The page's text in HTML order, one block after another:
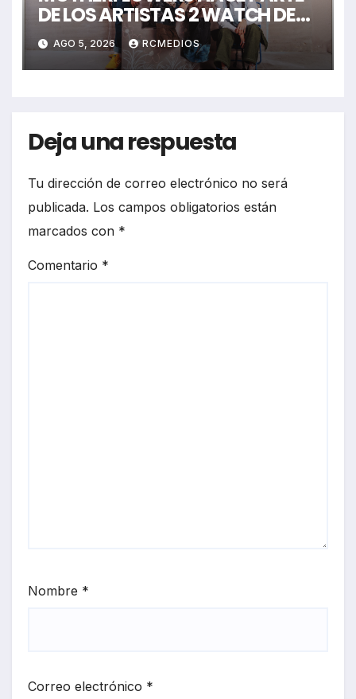
DE LOS ARTISTAS 2 WATCH DE
LOS PREMIOS JUVENTUD 2026
AGO 5, 2026 RCMEDIOS
Deja una respuesta
Tu dirección de correo electrónico no será
publicada. Los campos obligatorios están
marcados con *
Comentario *
Nombre *
Correo electrónico *